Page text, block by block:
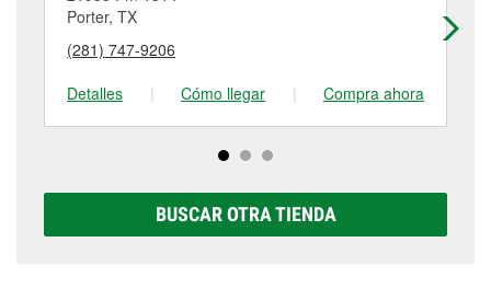
más detalles, contáctanos al
visítanos en 23840 Fm 1314, Porter, TX.
tambores de freno, tienen un pequeño costo que
tienda #606 para obtener más información.
Porter, TX
(281) 747-9206
Detalles
| Cómo llegar | Compra ahora
BUSCAR OTRA TIENDA